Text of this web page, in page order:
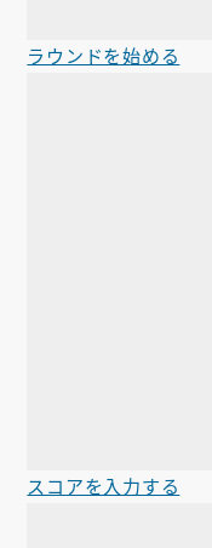
ラウンドを始める
スコアを入力する